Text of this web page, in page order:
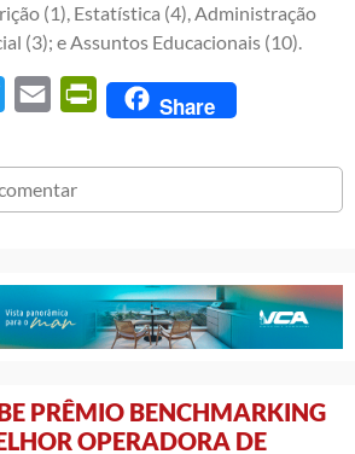
(1), Estatística (4), Administração
(3); e Assuntos Educacionais (10).
Twitter Email PrintFriendly
Share
PRÊMIO BENCHMARKING
OPERADORA DE